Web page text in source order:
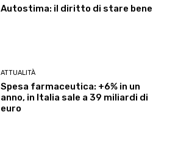
Autostima: il diritto di stare bene
ATTUALITÀ
Spesa farmaceutica: +6% in un
anno, in Italia sale a 39 miliardi di
euro